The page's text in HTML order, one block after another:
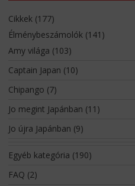
Cikkek(177)
Élménybeszámolók(141)
Amy világa (103)
Captain Japan (10)
Chipango (7)
Jo megint Japánban (11)
Jo újra Japánban (9)
Egyéb kategória (190)
FAQ (2)